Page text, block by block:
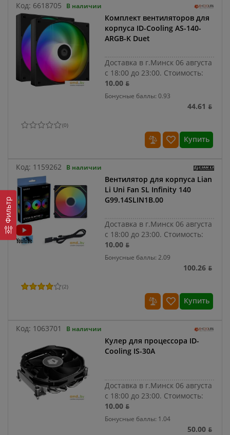
Фильтр
Код: 6618705 В наличии
Комплект вентиляторов для
корпуса ID-Cooling AS-140-
ARGB-K Duet
Доставка в г.Минск 06 августа
с 18:00 до 23:00. Стоимость:
10.00 ƃ
Бонусные баллы: 0.93
44.61 ƃ
(0)
Купить
Код: 1159262 В наличии
Вентилятор для корпуса Lian
Li Uni Fan SL Infinity 140
G99.14SLIN1B.00
Доставка в г.Минск 06 августа
с 18:00 до 23:00. Стоимость:
10.00 ƃ
Бонусные баллы: 2.09
100.26 ƃ
(2)
Купить
Код: 1063701 В наличии
Кулер для процессора ID-
Cooling IS-30A
Доставка в г.Минск 06 августа
с 18:00 до 23:00. Стоимость:
10.00 ƃ
Бонусные баллы: 1.04
50.00 ƃ